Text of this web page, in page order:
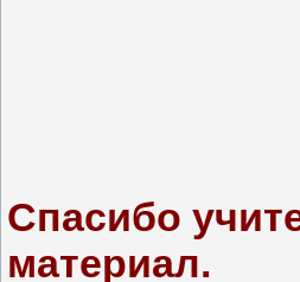
Спасибо
материал.